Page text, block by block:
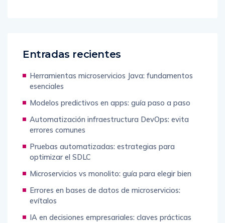
Entradas recientes
Herramientas microservicios Java: fundamentos
esenciales
Modelos predictivos en apps: guía paso a paso
Automatización infraestructura DevOps: evita
errores comunes
Pruebas automatizadas: estrategias para
optimizar el SDLC
Microservicios vs monolito: guía para elegir bien
Errores en bases de datos de microservicios:
evítalos
IA en decisiones empresariales: claves prácticas